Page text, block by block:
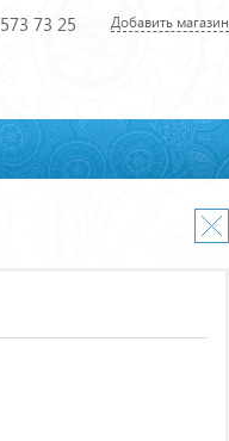
573 73 25 Добавить магазин